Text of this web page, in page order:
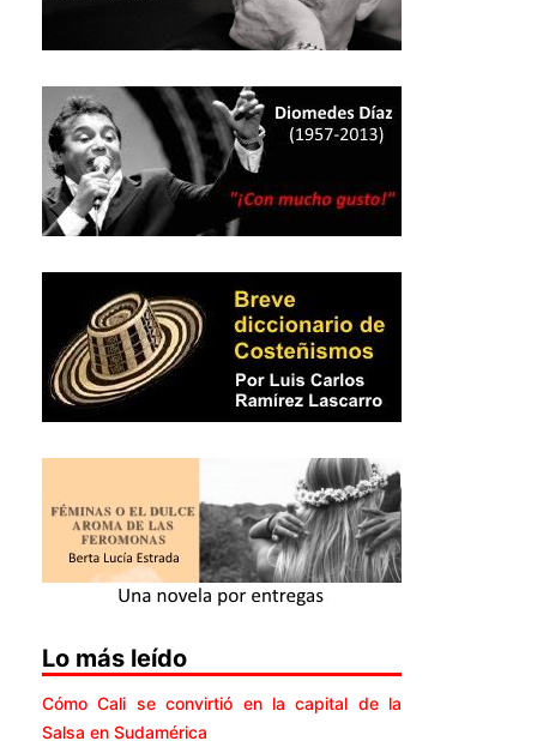
Lo más leído
Cómo Cali se convirtió en la capital de la
Salsa en Sudamérica